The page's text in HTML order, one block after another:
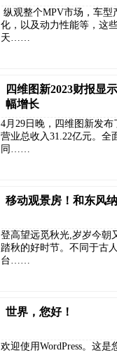
纵观整个MPV市场，车
化，以及动力性能等，这
天……
四维图新2023财报显
幅增长
4月29日晚，四维图新发
营业总收入31.22亿元。全
同……
移动观景房！和东风
登高望远觅秋光,岁岁今朝
踏秋的好时节。不同于古
台……
世界，您好！
欢迎使用WordPress。这